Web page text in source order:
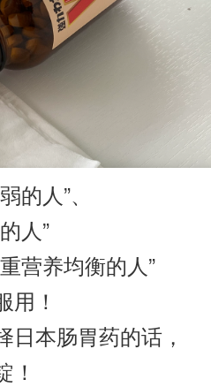
的人”、
人”
营养均衡的人”
用！
日本肠胃药的话，
！